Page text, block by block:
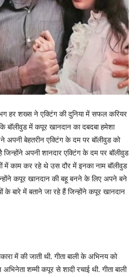
हर शख्स ने एक्टिंग की दुनिया में सफल करियर
बॉलीवुड में कपूर खानदान का दबदबा हमेशा
बेहतरीन एक्टिंग के दम पर बॉलीवुड को
अपनी शानदार एक्टिंग के दम पर बॉलीवुड
में काम कर रहे थे उस दौर में इनका नाम बॉलीवुड
कपूर खानदान की बहू बनने के लिए अपने बने
के बारे में बताने जा रहे हैं जिन्होंने कपूर खानदान
में की जाती थी. गीता बाली के अभिनय को
शम्मी कपूर से शादी रचाई थी. गीता बाली